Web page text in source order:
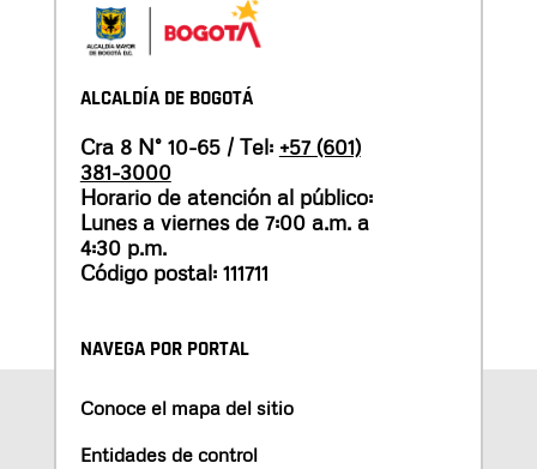
ALCALDÍA DE BOGOTÁ
Cra 8 N° 10-65 / Tel: +57 (601)
381-3000
Horario de atención al público:
Lunes a viernes de 7:00 a.m. a
4:30 p.m.
Código postal: 111711
NAVEGA POR PORTAL
Conoce el mapa del sitio
Entidades de control